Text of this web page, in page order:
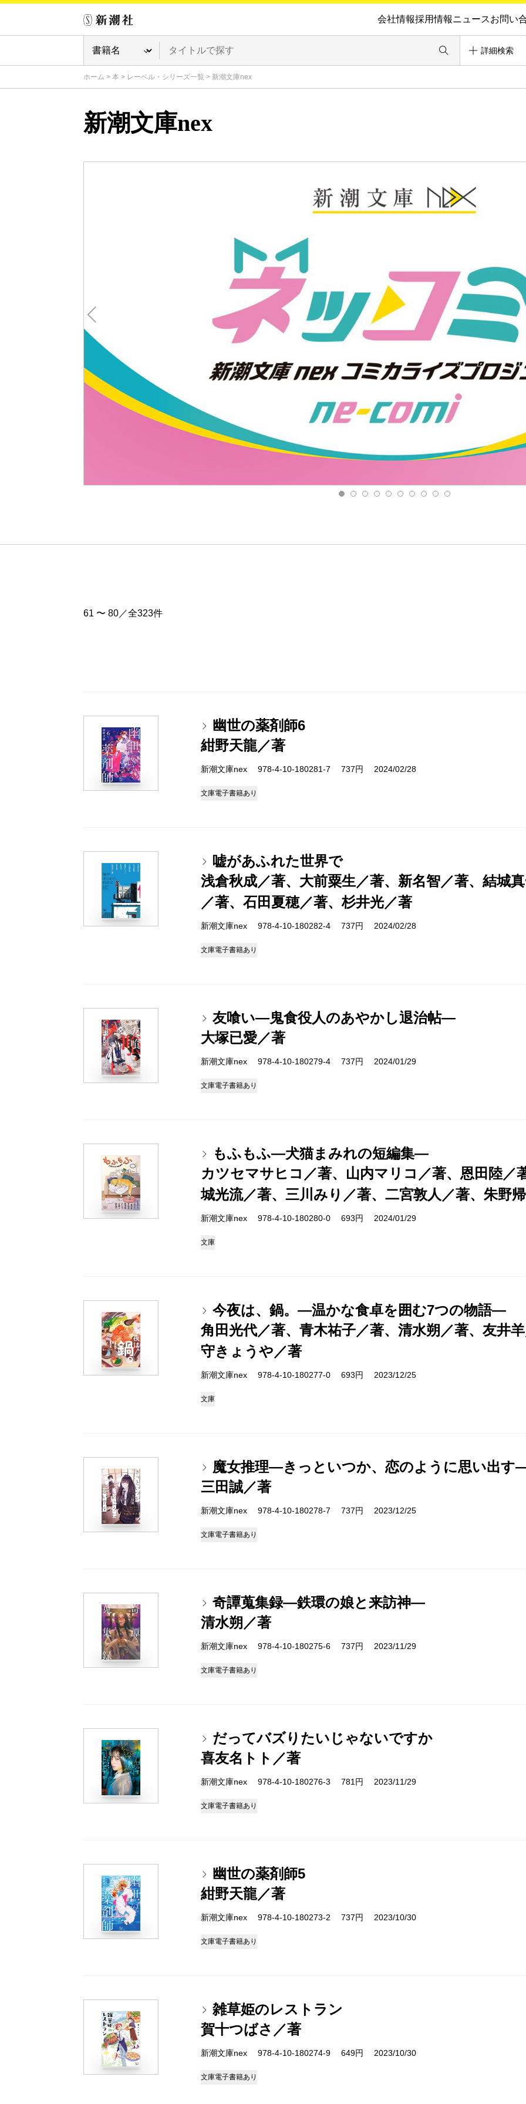
会社情報採用情報ニュースお問い
詳細検索
ホーム > 本 > レーベル・シリーズ一覧 > 新潮文庫nex
新潮文庫nex
Pre
61 〜 80／全323件
幽世の薬剤師6
紺野天龍／著
新潮文庫nex 978-4-10-180281-7 737円 2024/02/28
文庫電子書籍あり
嘘があふれた世界で
浅倉秋成／著、大前粟生／著、新名智／著、結城
／著、石田夏穂／著、杉井光／著
新潮文庫nex 978-4-10-180282-4 737円 2024/02/28
文庫電子書籍あり
友喰い―鬼食役人のあやかし退治帖―
大塚已愛／著
新潮文庫nex 978-4-10-180279-4 737円 2024/01/29
文庫電子書籍あり
もふもふ―犬猫まみれの短編集―
カツセマサヒコ／著、山内マリコ／著、恩田陸／
城光流／著、三川みり／著、二宮敦人／著、朱野
新潮文庫nex 978-4-10-180280-0 693円 2024/01/29
文庫
今夜は、鍋。―温かな食卓を囲む7つの物語―
角田光代／著、青木祐子／著、清水朔／著、友井
守きょうや／著
新潮文庫nex 978-4-10-180277-0 693円 2023/12/25
文庫
魔女推理―きっといつか、恋のように思い出す
三田誠／著
新潮文庫nex 978-4-10-180278-7 737円 2023/12/25
文庫電子書籍あり
奇譚蒐集録―鉄環の娘と来訪神―
清水朔／著
新潮文庫nex 978-4-10-180275-6 737円 2023/11/29
文庫電子書籍あり
だってバズりたいじゃないですか
喜友名トト／著
新潮文庫nex 978-4-10-180276-3 781円 2023/11/29
文庫電子書籍あり
幽世の薬剤師5
紺野天龍／著
新潮文庫nex 978-4-10-180273-2 737円 2023/10/30
文庫電子書籍あり
雑草姫のレストラン
賀十つばさ／著
新潮文庫nex 978-4-10-180274-9 649円 2023/10/30
文庫電子書籍あり